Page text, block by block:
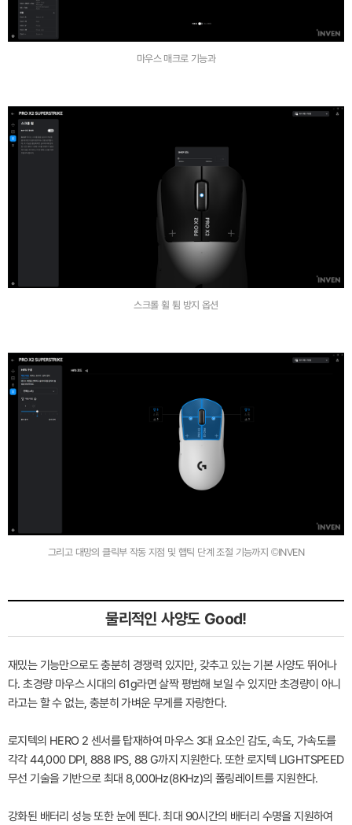
마우스 매크로 기능과
스크롤 휠 튐 방지 옵션
그리고 대망의 클릭부 작동 지점 및 햅틱 단계 조절 기능까지 ©INVEN
물리적인 사양도 Good!
재밌는 기능만으로도 충분히 경쟁력 있지만, 갖추고 있는 기본 사양도 뛰어나
다. 초경량 마우스 시대의 61g라면 살짝 평범해 보일 수 있지만 초경량이 아니
라고는 할 수 없는, 충분히 가벼운 무게를 자랑한다.
로지텍의 HERO 2 센서를 탑재하여 마우스 3대 요소인 감도, 속도, 가속도를
각각 44,000 DPI, 888 IPS, 88 G까지 지원한다. 또한 로지텍 LIGHTSPEED
무선 기술을 기반으로 최대 8,000Hz(8KHz)의 폴링레이트를 지원한다.
강화된 배터리 성능 또한 눈에 띈다. 최대 90시간의 배터리 수명을 지원하여